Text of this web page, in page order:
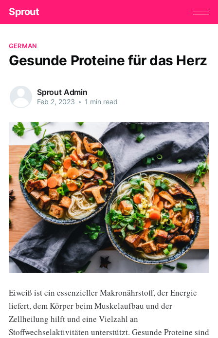
Sprout
GERMAN
Gesunde Proteine für das Herz
Sprout Admin
Feb 2, 2023 • 1 min read
Eiweiß ist ein essenzieller Makronährstoff, der Energie
liefert, dem Körper beim Muskelaufbau und der
Zellheilung hilft und eine Vielzahl an
Stoffwechselaktivitäten unterstützt. Gesunde Proteine sind